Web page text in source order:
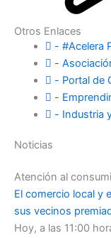
Otros Enlaces
- #Acelera
-
- Portal de
-
- Industria
Noticias
Atención al
El comercio local y
sus vecinos
Hoy, a las 11:00